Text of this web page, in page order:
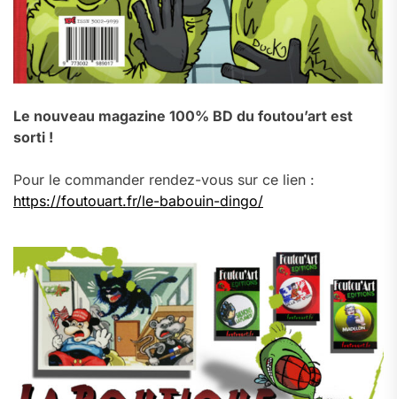
Le nouveau magazine 100% BD du foutou’art est
sorti !
Pour le commander rendez-vous sur ce lien :
https://foutouart.fr/le-babouin-dingo/